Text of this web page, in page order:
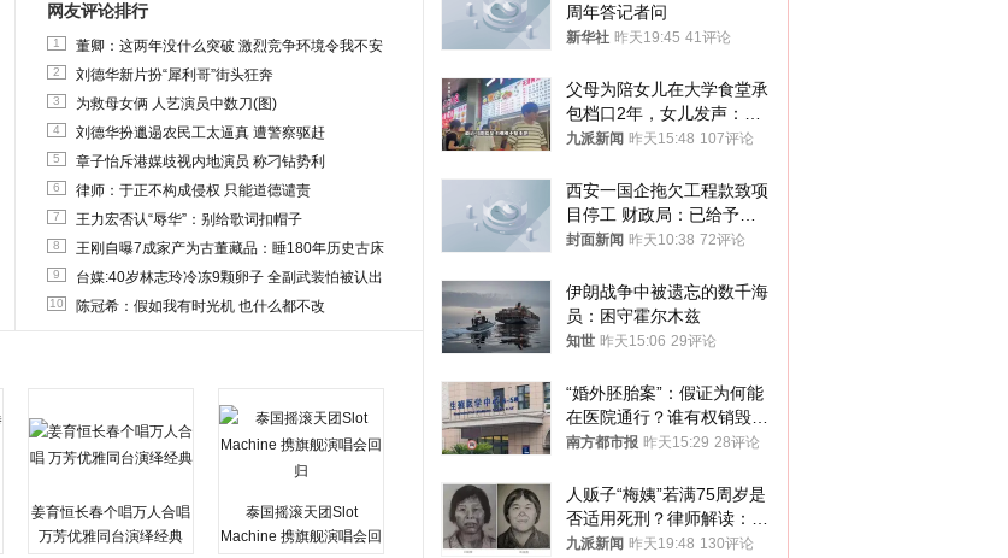
网友评论排行
1 董卿：这两年没什么突破 激烈竞争环境令我不安
2 刘德华新片扮“犀利哥”街头狂奔
3 为救母女俩 人艺演员中数刀(图)
4 刘德华扮邋遢农民工太逼真 遭警察驱赶
5 章子怡斥港媒歧视内地演员 称刁钻势利
6 律师：于正不构成侵权 只能道德谴责
7 王力宏否认“辱华”：别给歌词扣帽子
8 王刚自曝7成家产为古董藏品：睡180年历史古床
9 台媒:40岁林志玲冷冻9颗卵子 全副武装怕被认出
10 陈冠希：假如我有时光机 也什么都不改
姜育恒长春个唱万人合唱
万芳优雅同台演绎经典
泰国摇滚天团Slot
Machine 携旗舰演唱会回
周年答记者问
新华社 昨天19:45 41评论
父母为陪女儿在大学食堂承
包档口2年，女儿发声：初
衷是为了陪伴，毕业后将不
九派新闻 昨天15:48 107评论
西安一国企拖欠工程款致项
目停工 财政局：已给予处
分，正督促整改
封面新闻 昨天10:38 72评论
伊朗战争中被遗忘的数千海
员：困守霍尔木兹
知世 昨天15:06 29评论
“婚外胚胎案”：假证为何能
在医院通行？谁有权销毁胚
胎？
南方都市报 昨天15:29 28评论
人贩子“梅姨”若满75周岁是
否适用死刑？律师解读：很
大概率不会被判处死刑
九派新闻 昨天19:48 130评论